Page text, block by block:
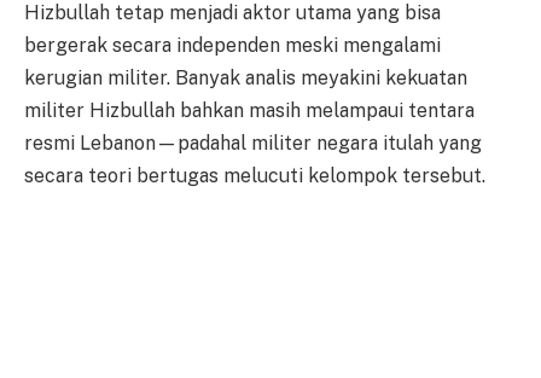
Hizbullah tetap menjadi aktor utama yang bisa
bergerak secara independen meski mengalami
kerugian militer. Banyak analis meyakini kekuatan
militer Hizbullah bahkan masih melampaui tentara
resmi Lebanon—padahal militer negara itulah yang
secara teori bertugas melucuti kelompok tersebut.